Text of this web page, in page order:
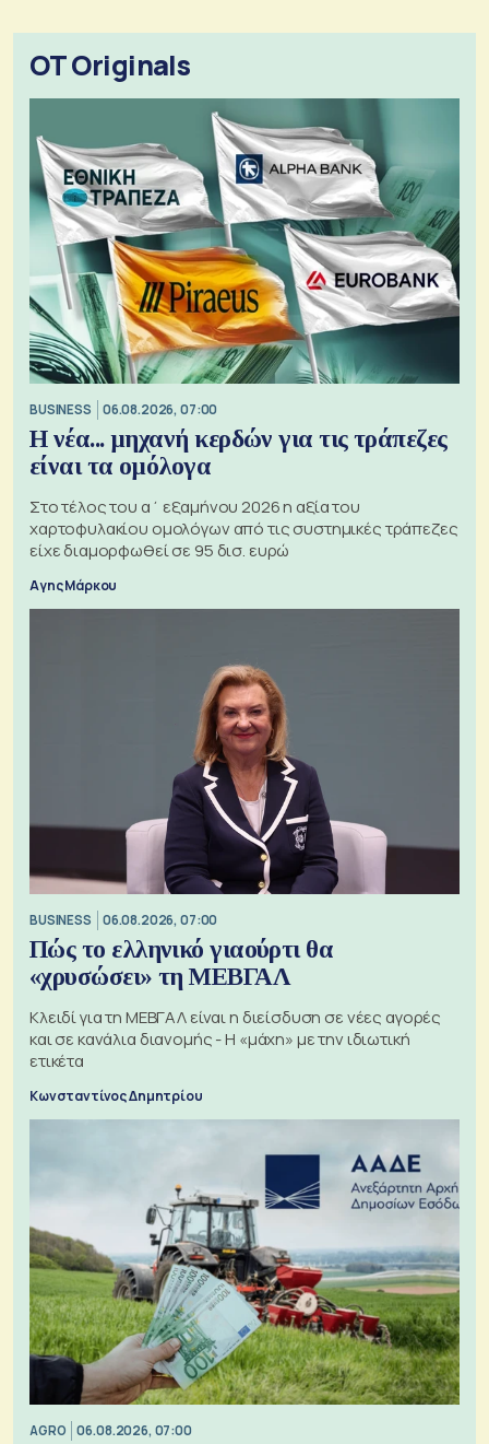
OT Originals
BUSINESS 06.08.2026, 07:00
Η νέα... μηχανή κερδών για τις τράπεζες
είναι τα ομόλογα
Στο τέλος του α΄ εξαμήνου 2026 η αξία του
χαρτοφυλακίου ομολόγων από τις συστημικές τράπεζες
είχε διαμορφωθεί σε 95 δισ. ευρώ
Αγης Μάρκου
BUSINESS 06.08.2026, 07:00
Πώς το ελληνικό γιαούρτι θα
«χρυσώσει» τη ΜΕΒΓΑΛ
Κλειδί για τη ΜΕΒΓΑΛ είναι η διείσδυση σε νέες αγορές
και σε κανάλια διανομής - Η «μάχη» με την ιδιωτική
ετικέτα
Κωνσταντίνος Δημητρίου
AGRO 06.08.2026, 07:00